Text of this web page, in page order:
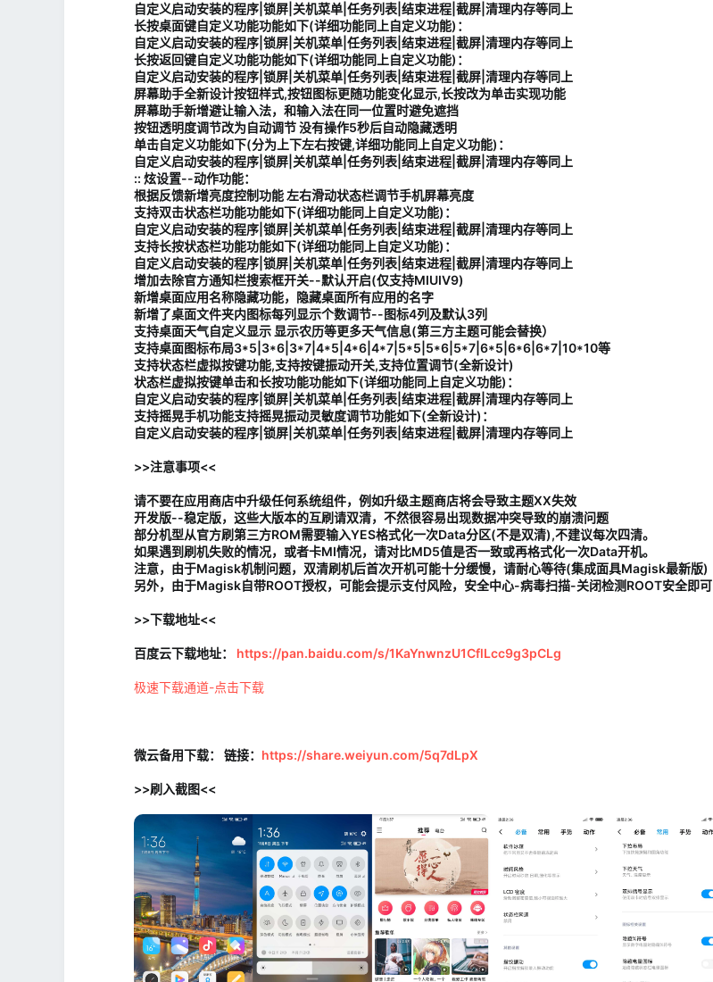
自定义启动安装的程序|锁屏|关机菜单|任务列表|结束进程|截屏|清理内存等同上
长按桌面键自定义功能功能如下(详细功能同上自定义功能)：
自定义启动安装的程序|锁屏|关机菜单|任务列表|结束进程|截屏|清理内存等同上
长按返回键自定义功能功能如下(详细功能同上自定义功能)：
自定义启动安装的程序|锁屏|关机菜单|任务列表|结束进程|截屏|清理内存等同上
屏幕助手全新设计按钮样式,按钮图标更随功能变化显示,长按改为单击实现功能
屏幕助手新增避让输入法，和输入法在同一位置时避免遮挡
按钮透明度调节改为自动调节 没有操作5秒后自动隐藏透明
单击自定义功能如下(分为上下左右按键,详细功能同上自定义功能)：
自定义启动安装的程序|锁屏|关机菜单|任务列表|结束进程|截屏|清理内存等同上
:: 炫设置--动作功能：
根据反馈新增亮度控制功能 左右滑动状态栏调节手机屏幕亮度
支持双击状态栏功能功能如下(详细功能同上自定义功能)：
自定义启动安装的程序|锁屏|关机菜单|任务列表|结束进程|截屏|清理内存等同上
支持长按状态栏功能功能如下(详细功能同上自定义功能)：
自定义启动安装的程序|锁屏|关机菜单|任务列表|结束进程|截屏|清理内存等同上
增加去除官方通知栏搜索框开关--默认开启(仅支持MIUIV9)
新增桌面应用名称隐藏功能，隐藏桌面所有应用的名字
新增了桌面文件夹内图标每列显示个数调节--图标4列及默认3列
支持桌面天气自定义显示 显示农历等更多天气信息(第三方主题可能会替换）
支持桌面图标布局3*5|3*6|3*7|4*5|4*6|4*7|5*5|5*6|5*7|6*5|6*6|6*7|10*10等
支持状态栏虚拟按键功能,支持按键振动开关,支持位置调节(全新设计)
状态栏虚拟按键单击和长按功能功能如下(详细功能同上自定义功能)：
自定义启动安装的程序|锁屏|关机菜单|任务列表|结束进程|截屏|清理内存等同上
支持摇晃手机功能支持摇晃振动灵敏度调节功能如下(全新设计)：
自定义启动安装的程序|锁屏|关机菜单|任务列表|结束进程|截屏|清理内存等同上
>>注意事项<<
请不要在应用商店中升级任何系统组件，例如升级主题商店将会导致主题XX失效
开发版--稳定版，这些大版本的互刷请双清，不然很容易出现数据冲突导致的崩溃问题
部分机型从官方刷第三方ROM需要输入YES格式化一次Data分区(不是双清),不建议每次四清。
如果遇到刷机失败的情况，或者卡MI情况，请对比MD5值是否一致或再格式化一次Data开机。
注意，由于Magisk机制问题，双清刷机后首次开机可能十分缓慢，请耐心等待(集成面具Magisk最新版)
另外，由于Magisk自带ROOT授权，可能会提示支付风险，安全中心-病毒扫描-关闭检测ROOT安全即可
>>下载地址<<
百度云下载地址： https://pan.baidu.com/s/1KaYnwnzU1CflLcc9g3pCLg
极速下载通道-点击下载
微云备用下载： 链接： https://share.weiyun.com/5q7dLpX
>>刷入截图<<